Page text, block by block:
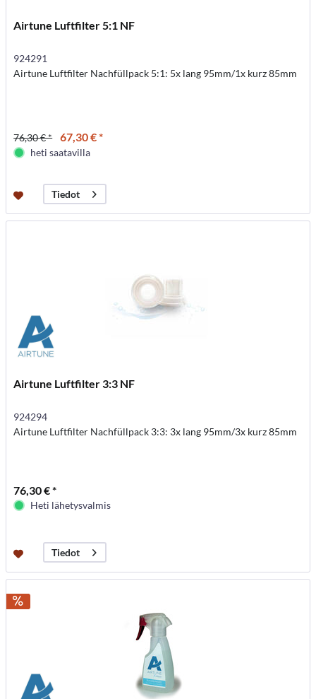
Airtune Luftfilter 5:1 NF
924291
Airtune Luftfilter Nachfüllpack 5:1: 5x lang 95mm/1x kurz 85mm
76,30 € * 67,30 € *
heti saatavilla
Tiedot
Airtune Luftfilter 3:3 NF
924294
Airtune Luftfilter Nachfüllpack 3:3: 3x lang 95mm/3x kurz 85mm
76,30 € *
Heti lähetysvalmis
Tiedot